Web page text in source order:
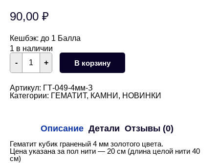
90,00 ₽
Кешбэк: до 1 Балла
1 в наличии
+
Количество
товара
Гематит
граненый
золотой
нити
- В корзину
Артикул: ГТ-049-4мм-З
Категории: ГЕМАТИТ, КАМНИ , НОВИНКИ
Описание Детали Отзывы (0)
Гематит кубик граненый 4 мм золотого цвета.
Цена указана за пол нити — 20 см (длина целой нити 40
см)